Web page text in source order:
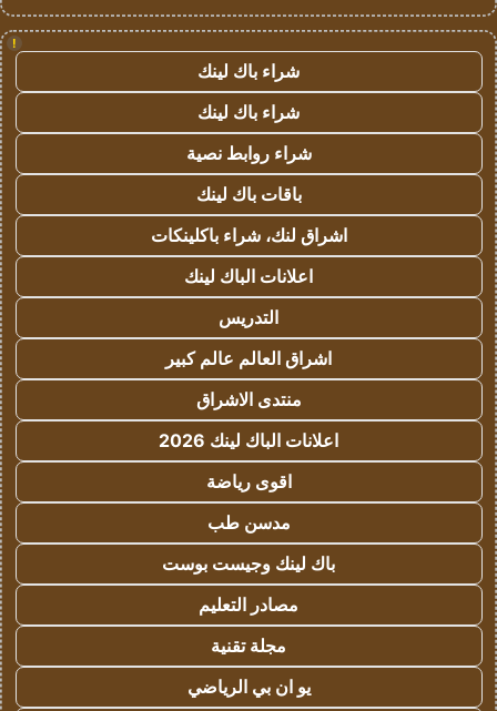
!
شراء باك لينك
شراء باك لينك
شراء روابط نصية
باقات باك لينك
اشراق لنك، شراء باكلينكات
اعلانات الباك لينك
التدريس
اشراق العالم عالم كبير
منتدى الاشراق
اعلانات الباك لينك 2026
اقوى رياضة
مدسن طب
باك لينك وجيست بوست
مصادر التعليم
مجلة تقنية
يو ان بي الرياضي